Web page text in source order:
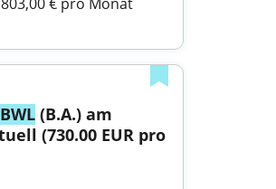
BWL (B.A.) am
(730.00 EUR pro